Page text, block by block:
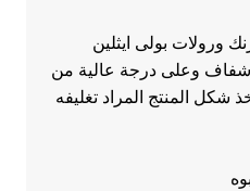
ورولات بولى ايثلين
وعلى درجة عالية من
شكل المنتج المراد تغليفه